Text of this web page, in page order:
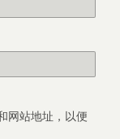
网站地址，以便